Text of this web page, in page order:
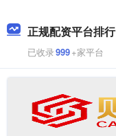
正规配资平台排行
已收录999+家平台